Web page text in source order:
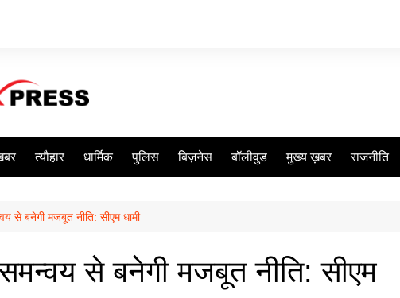
त्यौहार धार्मिक पुलिस बिज़नेस बॉलीवुड मुख्य ख़बर राजनीति
से बनेगी मजबूत नीति: सीएम धामी
समन्वय से बनेगी मजबूत नीति: सीएम